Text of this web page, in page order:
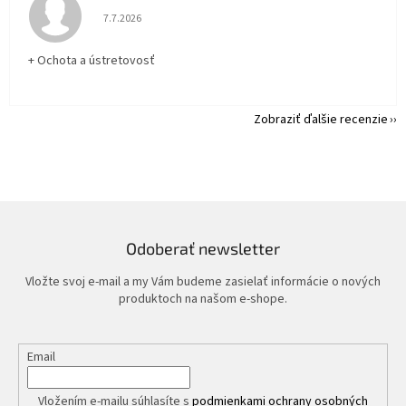
Hodnotenie obchodu je 5 z 5 hviezdičiek.
7.7.2026
+ Ochota a ústretovosť
Zobraziť ďalšie recenzie
Odoberať newsletter
Vložte svoj e-mail a my Vám budeme zasielať informácie o nových
produktoch na našom e-shope.
Email
Vložením e-mailu súhlasíte s podmienkami ochrany osobných